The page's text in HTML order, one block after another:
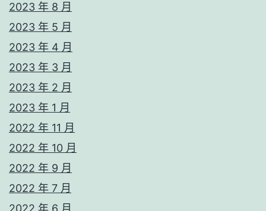
2023 年 8 月
2023 年 5 月
2023 年 4 月
2023 年 3 月
2023 年 2 月
2023 年 1 月
2022 年 11 月
2022 年 10 月
2022 年 9 月
2022 年 7 月
2022 年 6 月